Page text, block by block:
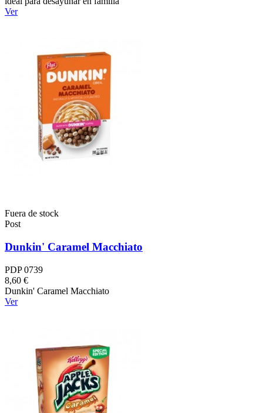
Ver
Fuera de stock
Post
Dunkin' Caramel Macchiato
PDP 0739
8,60 €
Dunkin' Caramel Macchiato
Ver